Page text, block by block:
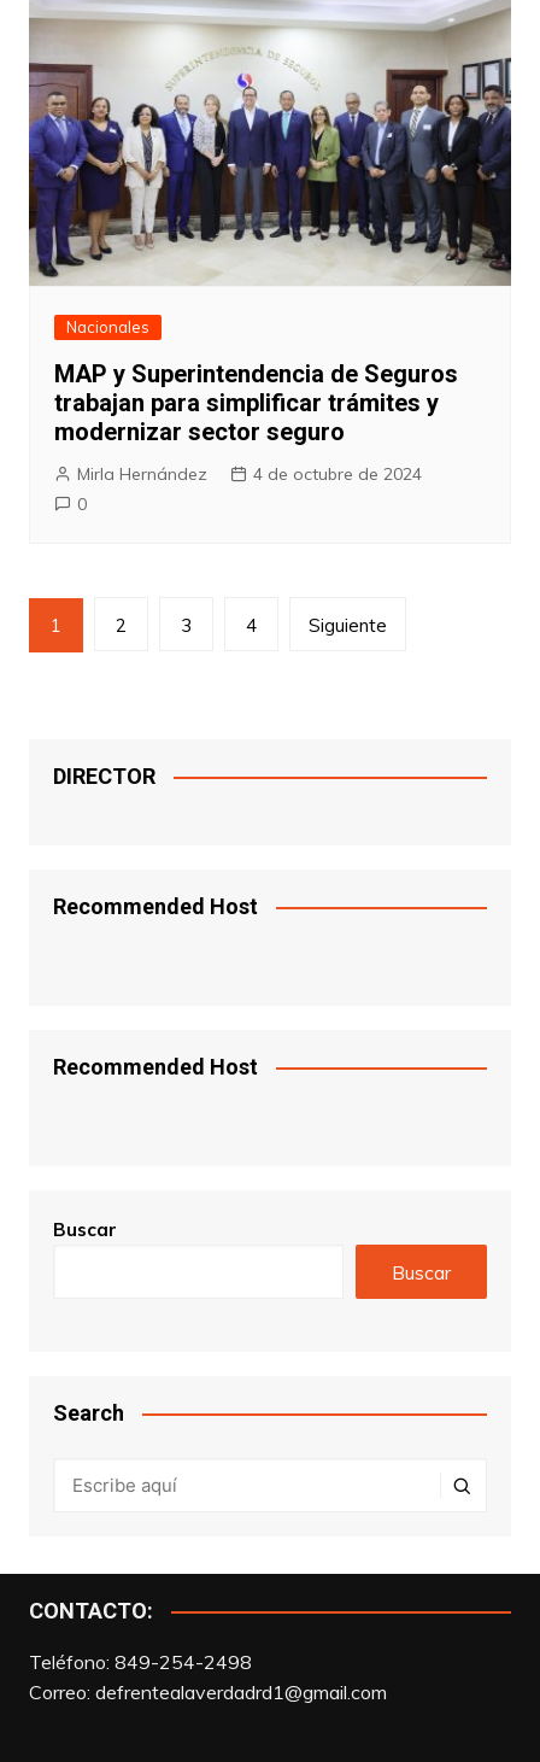
Nacionales
MAP y Superintendencia de Seguros
trabajan para simplificar trámites y
modernizar sector seguro
Mirla Hernández
4 de octubre de 2024
0
Paginación
de
1 2 3 4 Siguiente
DIRECTOR
Recommended Host
Recommended Host
Buscar
Buscar
Search
CONTACTO:
Teléfono: 849-254-2498
Correo: defrentealaverdadrd1@gmail.com